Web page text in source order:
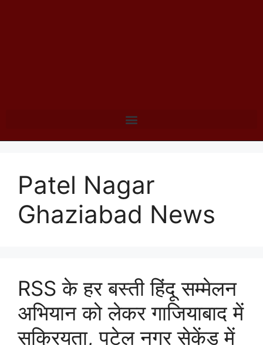
Patel Nagar
Ghaziabad News
RSS के हर बस्ती हिंदू सम्मेलन
अभियान को लेकर गाजियाबाद में
सक्रियता, पटेल नगर सेकेंड में